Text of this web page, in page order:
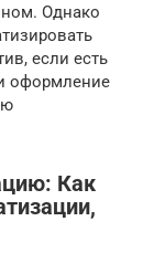
Однако
если есть
оформление
Как